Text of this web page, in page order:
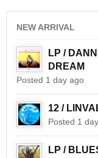
NEW ARRIVAL
LP /
DREAM
Posted 1 day ago
12 /
Posted 1
LP /